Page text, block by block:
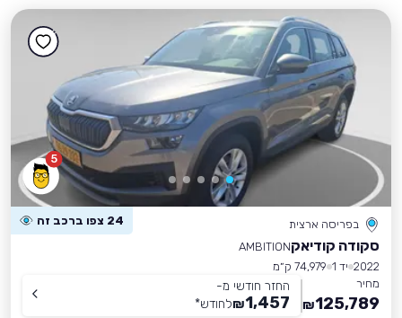
5
בפריסה ארצית 24 צפו ברכב זה
סקודה קודיאקAMBITION
2022 יד 1
74,979 ק״מ
מחיר
125,789
₪
החזר חודשי מ-
1,457
₪לחודש*